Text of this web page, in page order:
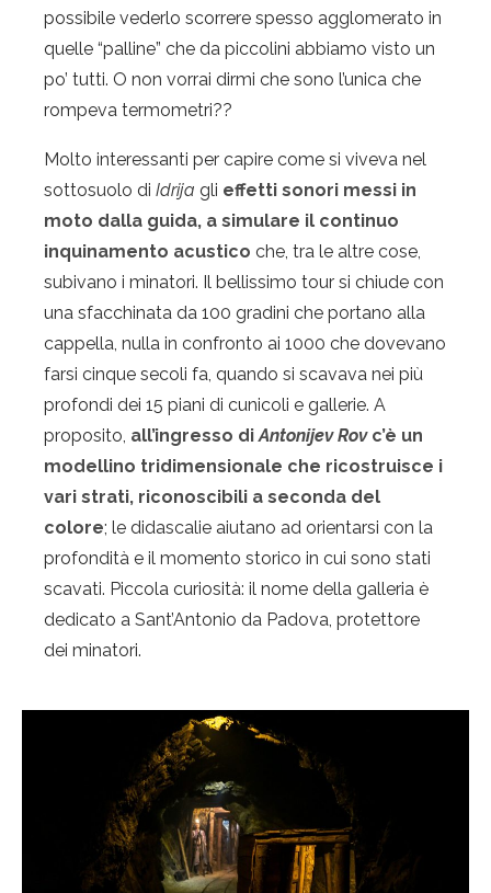
possibile vederlo scorrere spesso agglomerato in
quelle “palline” che da piccolini abbiamo visto un
po’ tutti. O non vorrai dirmi che sono l’unica che
rompeva termometri??
Molto interessanti per capire come si viveva nel
sottosuolo di Idrija gli effetti sonori messi in
moto dalla guida, a simulare il continuo
inquinamento acustico che, tra le altre cose,
subivano i minatori. Il bellissimo tour si chiude con
una sfacchinata da 100 gradini che portano alla
cappella, nulla in confronto ai 1000 che dovevano
farsi cinque secoli fa, quando si scavava nei più
profondi dei 15 piani di cunicoli e gallerie. A
proposito, all’ingresso diAntonijev Rovc’è un
modellino tridimensionale che ricostruisce i
vari strati, riconoscibili a seconda del
colore; le didascalie aiutano ad orientarsi con la
profondità e il momento storico in cui sono stati
scavati. Piccola curiosità: il nome della galleria è
dedicato a Sant’Antonio da Padova, protettore
dei minatori.